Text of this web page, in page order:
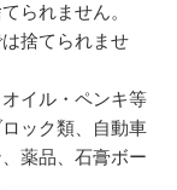
られません。
捨てられませ
イル・ペンキ等
ック類、自動車
薬品、石膏ボー